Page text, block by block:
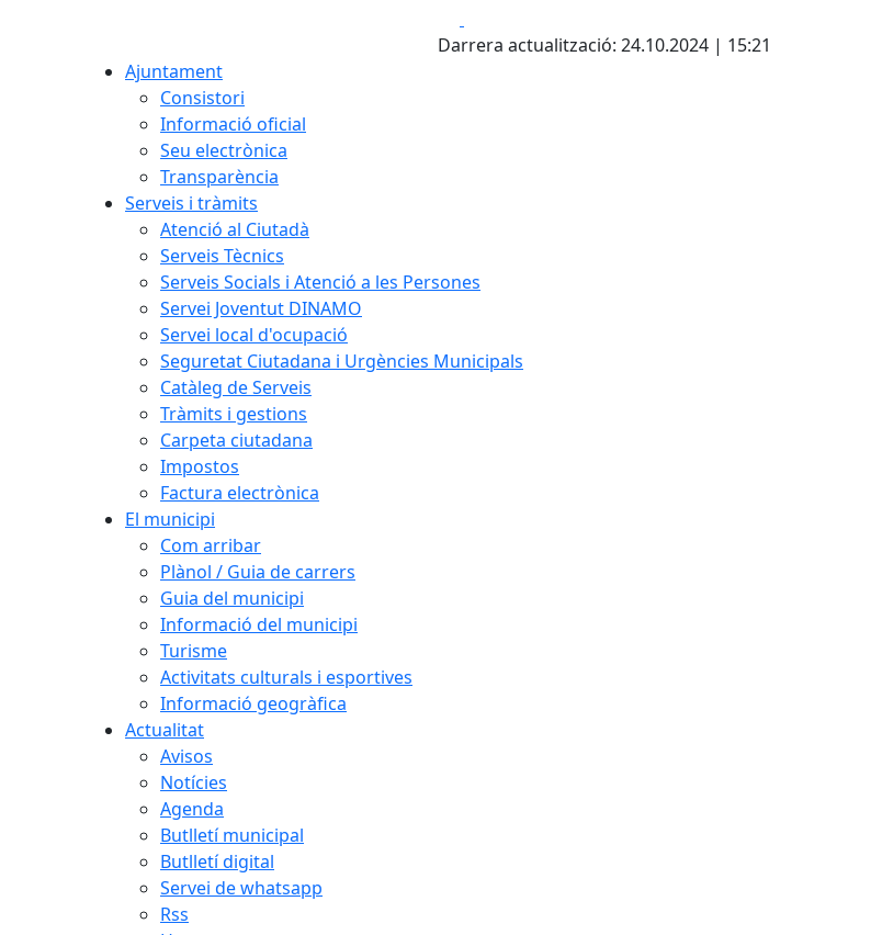
Darrera actualització: 24.10.2024 | 15:21
Ajuntament
Consistori
Informació oficial
Seu electrònica
Transparència
Serveis i tràmits
Atenció al Ciutadà
Serveis Tècnics
Serveis Socials i Atenció a les Persones
Servei Joventut DINAMO
Servei local d'ocupació
Seguretat Ciutadana i Urgències Municipals
Catàleg de Serveis
Tràmits i gestions
Carpeta ciutadana
Impostos
Factura electrònica
El municipi
Com arribar
Plànol / Guia de carrers
Guia del municipi
Informació del municipi
Turisme
Activitats culturals i esportives
Informació geogràfica
Actualitat
Avisos
Notícies
Agenda
Butlletí municipal
Butlletí digital
Servei de whatsapp
Rss